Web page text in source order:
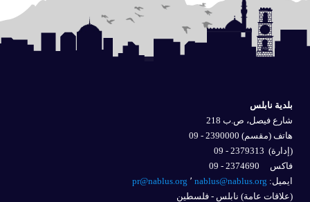
بلدية نابلس
شارع فيصل، ص.ب 218
هاتف (مقسم) 2390000 - 09
(إدارة)
فاكس 2374690 - 09
ايميل: nablus@nablus.org
pr@nablus.org
(علاقات عامة) نابلس - فلسطين